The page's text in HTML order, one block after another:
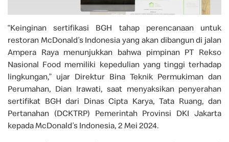
“Keinginan sertifikasi BGH tahap perencanaan untuk
restoran McDonald’s Indonesia yang akan dibangun di jalan
Ampera Raya menunjukkan bahwa pimpinan PT Rekso
Nasional Food memiliki kepedulian yang tinggi terhadap
lingkungan,” ujar Direktur Bina Teknik Permukiman dan
Perumahan, Dian Irawati, saat menyaksikan penyerahan
sertifikat BGH dari Dinas Cipta Karya, Tata Ruang, dan
Pertanahan (DCKTRP) Pemerintah Provinsi DKI Jakarta
kepada McDonald’s Indonesia, 2 Mei 2024.